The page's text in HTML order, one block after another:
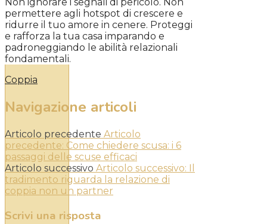
permettere agli hotspot di crescere e
ridurre il tuo amore in cenere. Proteggi
e rafforza la tua casa imparando e
padroneggiando le abilità relazionali
fondamentali.
Coppia
Navigazione articoli
Articolo precedente Articolo
precedente: Come chiedere scusa: i 6
passaggi delle scuse efficaci
Articolo successivo Articolo successivo: Il
tradimento riguarda la relazione di
coppia non un partner
Scrivi una risposta